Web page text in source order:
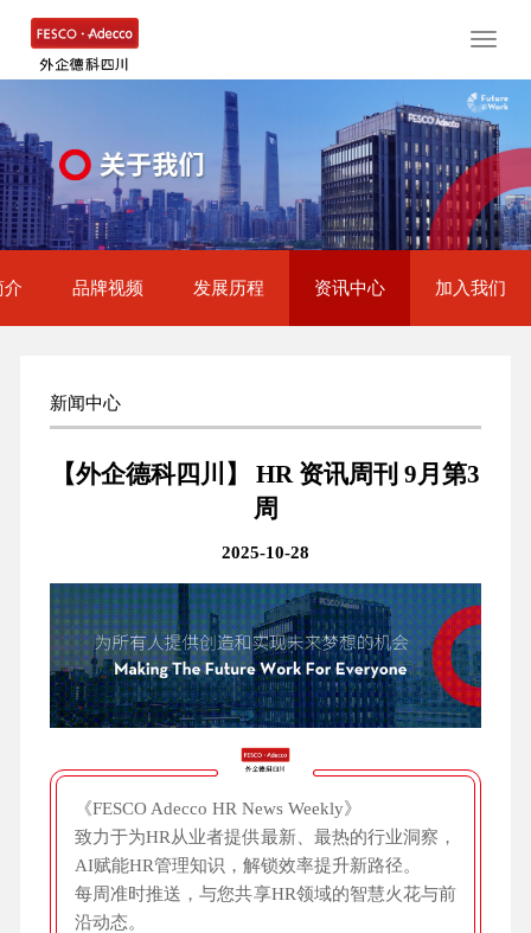
Toggle
介 品牌视频 发展历程 资讯中心 加入我们
新闻中心
【外企德科四川】 HR 资讯周刊 9月第3
周
2025-10-28
《FESCO Adecco HR News Weekly》
致力于为HR从业者提供最新、最热的行业洞察，
AI赋能HR管理知识，解锁效率提升新路径。
每周准时推送，与您共享HR领域的智慧火花与前
沿动态。